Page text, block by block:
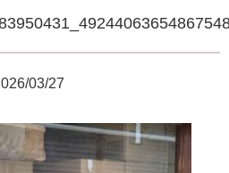
03/27